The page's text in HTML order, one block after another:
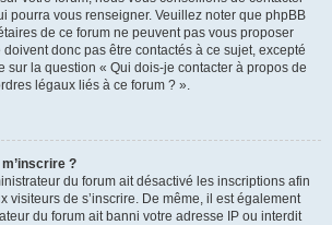
pourra vous renseigner. Veuillez noter que phpBB
de ce forum ne peuvent pas vous proposer
donc pas être contactés à ce sujet, excepté
sur la question « Qui dois-je contacter à propos de
légaux liés à ce forum ? ».
?
du forum ait désactivé les inscriptions afin
visiteurs de s’inscrire. De même, il est également
du forum ait banni votre adresse IP ou interdit